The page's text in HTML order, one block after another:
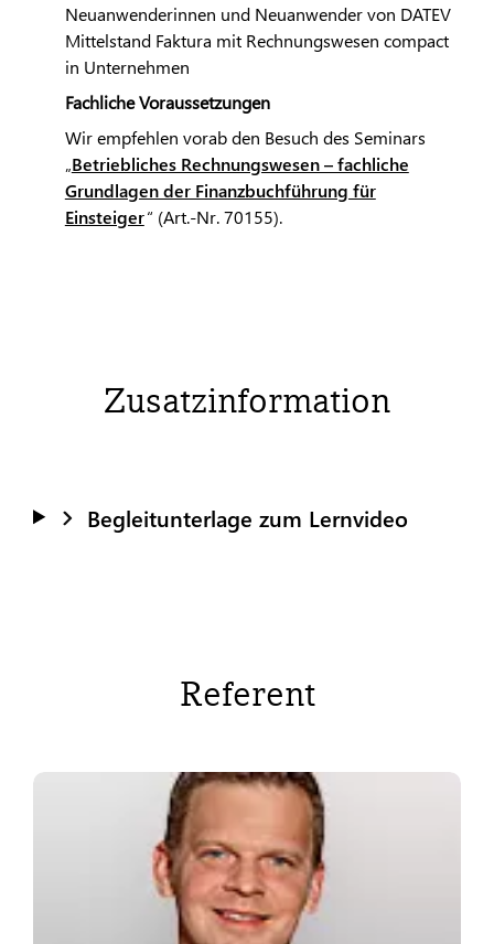
Neuanwenderinnen und Neuanwender von DATEV
Mittelstand Faktura mit Rechnungswesen compact
in Unternehmen
Fachliche Voraussetzungen
Wir empfehlen vorab den Besuch des Seminars
„Betriebliches Rechnungswesen – fachliche
Grundlagen der Finanzbuchführung für
Einsteiger“ (Art.-Nr. 70155).
Zusatzinformation
Begleitunterlage zum Lernvideo
Referent